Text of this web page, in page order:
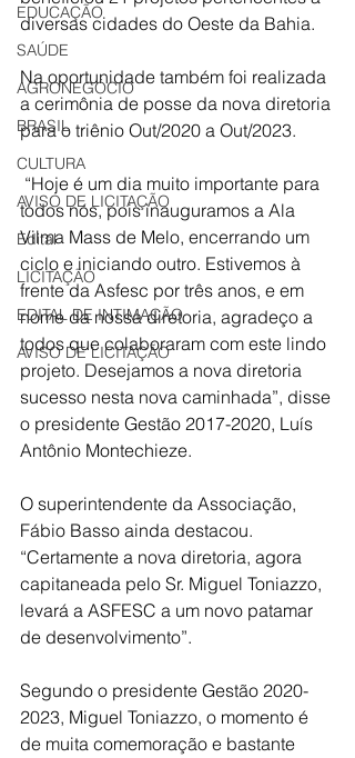
EDUCAÇÃO
SAÚDE
AGRONEGÓCIO
BRASIL
CULTURA
AVISO DE LICITAÇÃO
Edital
LICITAÇÃO
EDITAL DE INTIMAÇÃO
AVISO DE LICITAÇÃO
diversas cidades do Oeste da Bahia.
Na oportunidade também foi realizada
a cerimônia de posse da nova diretoria
para o triênio Out/2020 a Out/2023.
“Hoje é um dia muito importante para
todos nós, pois inauguramos a Ala
Vilma Mass de Melo, encerrando um
ciclo e iniciando outro. Estivemos à
frente da Asfesc por três anos, e em
nome da nossa diretoria, agradeço a
todos que colaboraram com este lindo
projeto. Desejamos a nova diretoria
sucesso nesta nova caminhada”, disse
o presidente Gestão 2017-2020, Luís
Antônio Montechieze.
O superintendente da Associação,
Fábio Basso ainda destacou.
“Certamente a nova diretoria, agora
capitaneada pelo Sr. Miguel Toniazzo,
levará a ASFESC a um novo patamar
de desenvolvimento”.
Segundo o presidente Gestão 2020-
2023, Miguel Toniazzo, o momento é
de muita comemoração e bastante